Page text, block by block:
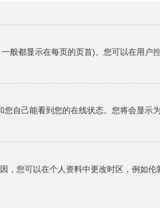
般都显示在每页的页首)。您可以在用户
自己能看到您的在线状态。您将会显示为
您可以在个人资料中更改时区，例如